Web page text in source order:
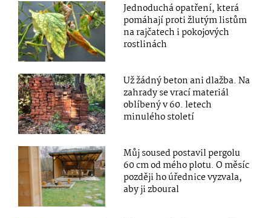
Jednoduchá opatření, která
pomáhají proti žlutým listům
na rajčatech i pokojových
rostlinách
Už žádný beton ani dlažba. Na
zahrady se vrací materiál
oblíbený v 60. letech
minulého století
Můj soused postavil pergolu
60 cm od mého plotu. O měsíc
později ho úřednice vyzvala,
aby ji zboural